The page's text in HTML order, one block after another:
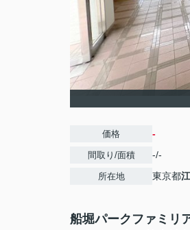
価格 -
間取り/面積 -/-
所在地 東京都
船堀パークファミ